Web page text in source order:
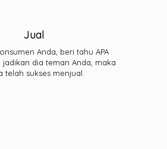
Jual
Anda, beri tahu APA
jadikan dia teman Anda, maka
telah sukses menjual.